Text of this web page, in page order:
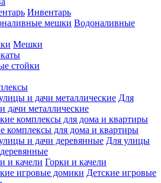
Инвентарь
Водоналивные
Мешки
стойки
Для
дачи металлические
комплексы для дома и квартиры
Для улицы
Горки и качели
Детские игровые